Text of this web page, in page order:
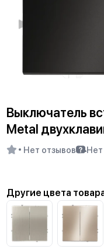
Выключатель
Metal
Нет отзывов
Нет
Другие цвета